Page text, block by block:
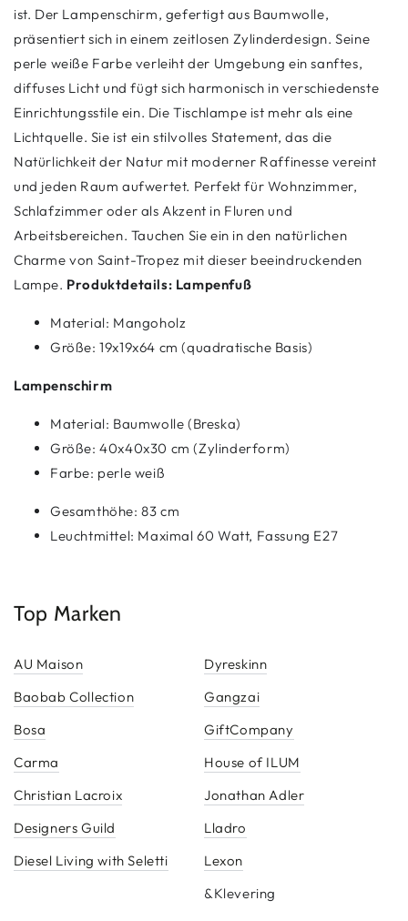
ist. Der Lampenschirm, gefertigt aus Baumwolle,
präsentiert sich in einem zeitlosen Zylinderdesign. Seine
perle weiße Farbe verleiht der Umgebung ein sanftes,
diffuses Licht und fügt sich harmonisch in verschiedenste
Einrichtungsstile ein. Die Tischlampe ist mehr als eine
Lichtquelle. Sie ist ein stilvolles Statement, das die
Natürlichkeit der Natur mit moderner Raffinesse vereint
und jeden Raum aufwertet. Perfekt für Wohnzimmer,
Schlafzimmer oder als Akzent in Fluren und
Arbeitsbereichen. Tauchen Sie ein in den natürlichen
Charme von Saint-Tropez mit dieser beeindruckenden
Lampe. Produktdetails: Lampenfuß
Material: Mangoholz
Größe: 19x19x64 cm (quadratische Basis)
Lampenschirm
Material: Baumwolle (Breska)
Größe: 40x40x30 cm (Zylinderform)
Farbe: perle weiß
Gesamthöhe: 83 cm
Leuchtmittel: Maximal 60 Watt, Fassung E27
Top Marken
AU Maison
Baobab Collection
Bosa
Carma
Christian Lacroix
Designers Guild
Diesel Living with Seletti
Dyreskinn
Gangzai
GiftCompany
House of ILUM
Jonathan Adler
Lladro
Lexon
&Klevering